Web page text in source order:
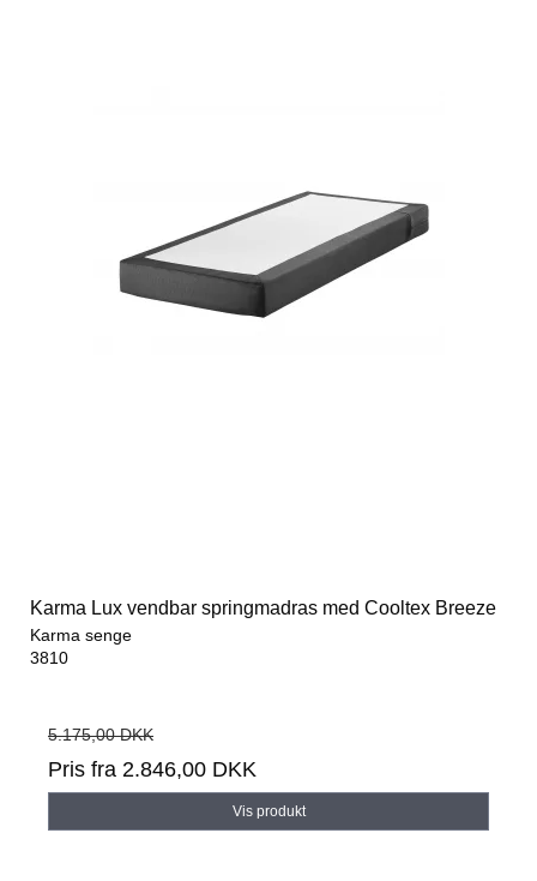
Karma Lux vendbar springmadras med Cooltex Breeze
Karma senge
3810
5.175,00 DKK
Pris fra 2.846,00 DKK
Vis produkt